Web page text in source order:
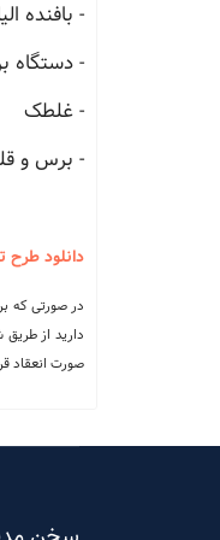
- بافنده
- دستگاه
- غلطک
- برس و
دانلود طرح
در صورتی که
دارید از
صورت انعقاد